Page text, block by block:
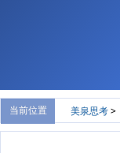
当前位置 美泉思考>